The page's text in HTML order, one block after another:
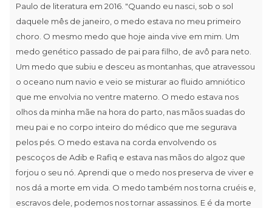
Paulo de literatura em 2016. "Quando eu nasci, sob o sol
daquele mês de janeiro, o medo estava no meu primeiro
choro. O mesmo medo que hoje ainda vive em mim. Um
medo genético passado de pai para filho, de avô para neto.
Um medo que subiu e desceu as montanhas, que atravessou
o oceano num navio e veio se misturar ao fluido amniótico
que me envolvia no ventre materno. O medo estava nos
olhos da minha mãe na hora do parto, nas mãos suadas do
meu pai e no corpo inteiro do médico que me segurava
pelos pés. O medo estava na corda envolvendo os
pescoços de Adib e Rafiq e estava nas mãos do algoz que
forjou o seu nó. Aprendi que o medo nos preserva de viver e
nos dá a morte em vida. O medo também nos torna cruéis e,
escravos dele, podemos nos tornar assassinos. E é da morte